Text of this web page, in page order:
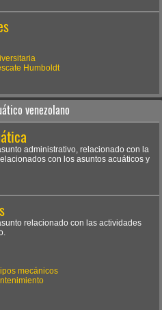
Humboldt
venezolano
administrativo, relacionado con la
con los asuntos acuáticos y
relacionado con las actividades
mecánicos